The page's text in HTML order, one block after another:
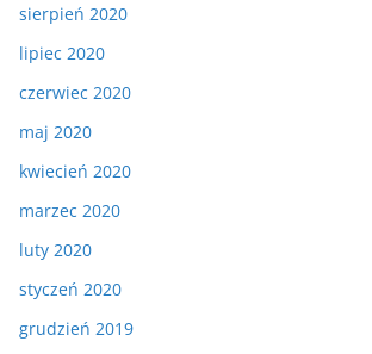
sierpień 2020
lipiec 2020
czerwiec 2020
maj 2020
kwiecień 2020
marzec 2020
luty 2020
styczeń 2020
grudzień 2019